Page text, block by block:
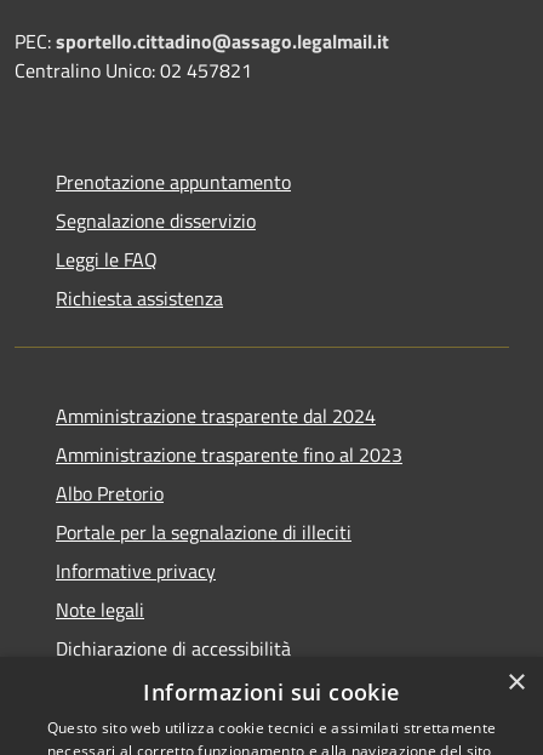
PEC:sportello.cittadino@assago.legalmail.it
Centralino Unico: 02 457821
Prenotazione appuntamento
Segnalazione disservizio
Leggi le FAQ
Richiesta assistenza
Amministrazione trasparente dal 2024
Amministrazione trasparente fino al 2023
Albo Pretorio
Portale per la segnalazione di illeciti
Informative privacy
Note legali
Dichiarazione di accessibilità
Segnalazioni di inaccessibilità
×
Informazioni sui cookie
Questo sito web utilizza cookie tecnici e assimilati strettamente
necessari al corretto funzionamento e alla navigazione del sito,